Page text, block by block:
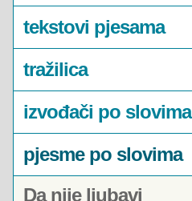
tekstovi pjesama
tražilica
izvođači po slovima
pjesme po slovima
Da nije ljubavi